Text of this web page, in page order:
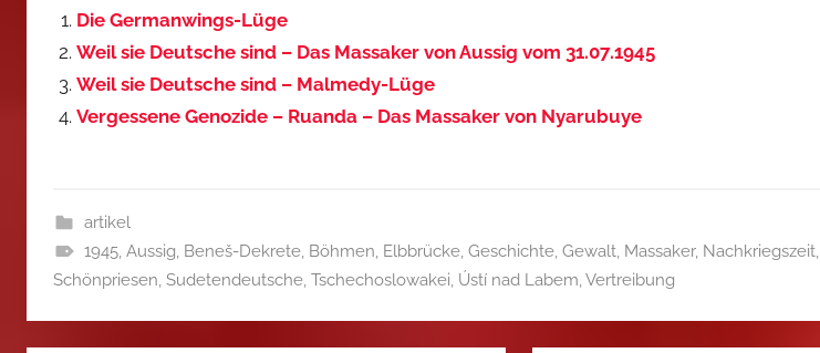
Die Germanwings-Lüge
Weil sie Deutsche sind – Das Massaker von Aussig vom 31.07.1945
Weil sie Deutsche sind – Malmedy-Lüge
Vergessene Genozide – Ruanda – Das Massaker von Nyarubuye
artikel
1945, Aussig, Beneš-Dekrete, Böhmen, Elbbrücke, Geschichte, Gewalt, Massaker, Nachkriegszeit,
Schönpriesen, Sudetendeutsche, Tschechoslowakei, Ústí nad Labem,Vertreibung